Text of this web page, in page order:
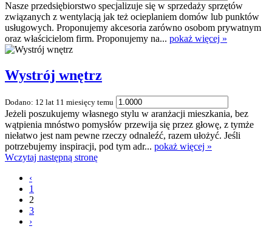
Nasze przedsiębiorstwo specjalizuje się w sprzedaży sprzętów
związanych z wentylacją jak też ocieplaniem domów lub punktów
usługowych. Proponujemy akcesoria zarówno osobom prywatnym
oraz właścicielom firm. Proponujemy na... pokaż więcej »
Wystrój wnętrz
Dodano: 12 lat 11 miesięcy temu
Jeżeli poszukujemy własnego stylu w aranżacji mieszkania, bez
wątpienia mnóstwo pomysłów przewija się przez głowę, z tymże
niełatwo jest nam pewne rzeczy odnaleźć, razem ułożyć. Jeśli
potrzebujemy inspiracji, pod tym adr... pokaż więcej »
Wczytaj następną stronę
‹
1
2
3
›